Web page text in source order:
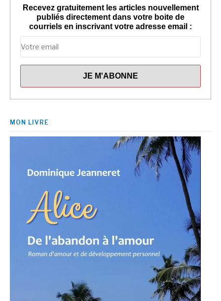
Recevez gratuitement les articles nouvellement
publiés directement dans votre boite de
courriels en inscrivant votre adresse email :
MON LIVRE